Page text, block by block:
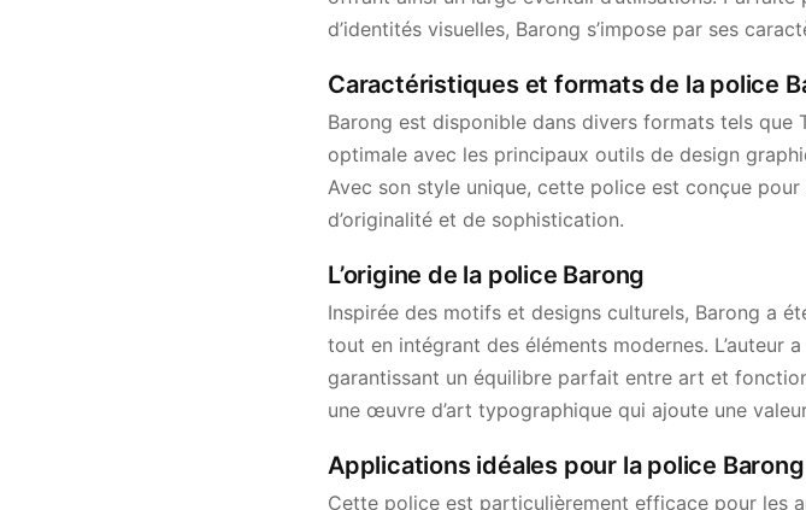
d’identités visuelles, Barong s’impose par ses
Caractéristiques et formats de la police
Barong est disponible dans divers formats tels que
optimale avec les principaux outils de design
Avec son style unique, cette police est conçue
d’originalité et de sophistication.
L’origine de la police Barong
Inspirée des motifs et designs culturels, Barong a
tout en intégrant des éléments modernes. L’auteur
garantissant un équilibre parfait entre art et
une œuvre d’art typographique qui ajoute une
Applications idéales pour la police Barong
Cette police est particulièrement efficace pour les